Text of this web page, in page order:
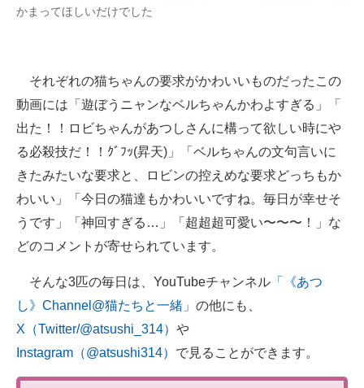
かまってほしいだけでした
それぞれの猫ちゃんの要求がかわいいものだったこの
動画には「遊ぼうニャンなベルちゃんかわよすぎる」「
出た！！ロビちゃんがあつしさんに構って欲しい時にや
る必殺技だ！！ｸﾞﾌｯ(昇天)」「ベルちゃんの文句言いに
きたみたいな要求と、ロビンの控えめな要求どっちもか
わいい」「今日の猫達もかわいいですね。毎日が幸せそ
うです」「神回すぎる…」「超超超可愛い〜〜〜！」な
どのコメントが寄せられています。
そんな3匹の毎日は、YouTubeチャンネル 「《あつ
し》Channel@猫たちと一緒」 の他にも、
X（Twitter/@atsushi_314） や
Instagram（@atsushi314） で見ることができます。